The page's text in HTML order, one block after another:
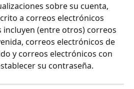
sobre su cuenta,
a correos electrónicos
incluyen (entre otros) correos
correos electrónicos de
y correos electrónicos con
su contraseña.